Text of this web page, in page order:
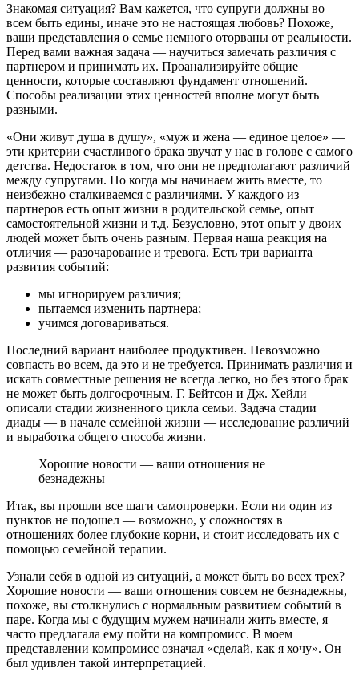
Знакомая ситуация? Вам кажется, что супруги должны во
всем быть едины, иначе это не настоящая любовь? Похоже,
ваши представления о семье немного оторваны от реальности.
Перед вами важная задача — научиться замечать различия с
партнером и принимать их. Проанализируйте общие
ценности, которые составляют фундамент отношений.
Способы реализации этих ценностей вполне могут быть
разными.
«Они живут душа в душу», «муж и жена — единое целое» —
эти критерии счастливого брака звучат у нас в голове с самого
детства. Недостаток в том, что они не предполагают различий
между супругами. Но когда мы начинаем жить вместе, то
неизбежно сталкиваемся с различиями. У каждого из
партнеров есть опыт жизни в родительской семье, опыт
самостоятельной жизни и т.д. Безусловно, этот опыт у двоих
людей может быть очень разным. Первая наша реакция на
отличия — разочарование и тревога. Есть три варианта
развития событий:
мы игнорируем различия;
пытаемся изменить партнера;
учимся договариваться.
Последний вариант наиболее продуктивен. Невозможно
совпасть во всем, да это и не требуется. Принимать различия и
искать совместные решения не всегда легко, но без этого брак
не может быть долгосрочным. Г. Бейтсон и Дж. Хейли
описали стадии жизненного цикла семьи. Задача стадии
диады — в начале семейной жизни — исследование различий
и выработка общего способа жизни.
Хорошие новости — ваши отношения не
безнадежны
Итак, вы прошли все шаги самопроверки. Если ни один из
пунктов не подошел — возможно, у сложностях в
отношениях более глубокие корни, и стоит исследовать их с
помощью семейной терапии.
Узнали себя в одной из ситуаций, а может быть во всех трех?
Хорошие новости — ваши отношения совсем не безнадежны,
похоже, вы столкнулись с нормальным развитием событий в
паре. Когда мы с будущим мужем начинали жить вместе, я
часто предлагала ему пойти на компромисс. В моем
представлении компромисс означал «сделай, как я хочу». Он
был удивлен такой интерпретацией.